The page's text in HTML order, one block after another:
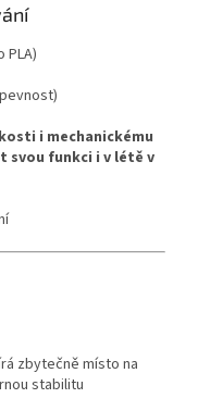
PLA)
i mechanickému
svou funkci i v létě v
zbytečně místo na
stabilitu